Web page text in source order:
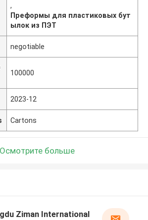
,
Преформы для пластиковых бут
ылок из ПЭТ
negotiable
100000
2023-12
Cartons
Осмотрите больше
Ziman International